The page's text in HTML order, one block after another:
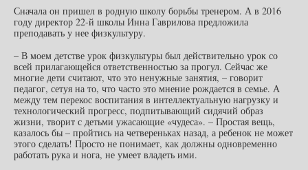
Сначала он пришел в родную школу борьбы тренером. А в 2016
году директор 22-й школы Инна Гаврилова предложила
преподавать у нее физкультуру.
– В моем детстве урок физкультуры был действительно урок со
всей прилагающейся ответственностью за прогул. Сейчас же
многие дети считают, что это ненужные занятия, – говорит
педагог, сетуя на то, что часто это мнение рождается в семье. А
между тем перекос воспитания в интеллектуальную нагрузку и
технологический прогресс, подпитывающий сидячий образ
жизни, творит с детьми ужасающие «чудеса». – Простая вещь,
казалось бы – пройтись на четвереньках назад, а ребенок не может
этого сделать! Просто не понимает, как должны одновременно
работать рука и нога, не умеет владеть ими.